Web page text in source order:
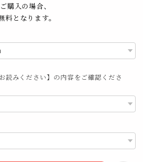
購入の場合、
料となります。
読みください】の内容をご確認くださ